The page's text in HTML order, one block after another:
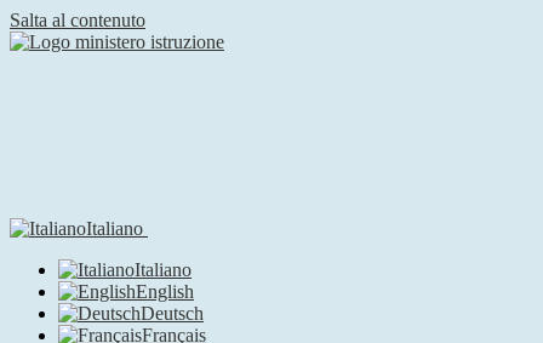
Salta al contenuto
Italiano
Italiano
English
Deutsch
Français